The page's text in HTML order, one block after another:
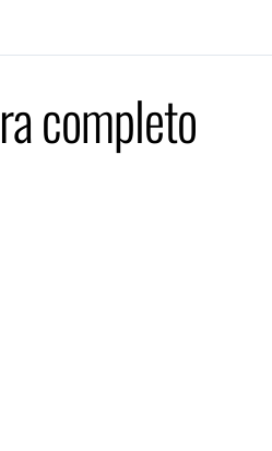
completo